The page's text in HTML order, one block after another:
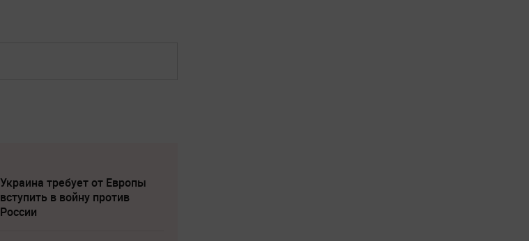
Украина требует от Европы
вступить в войну против
России